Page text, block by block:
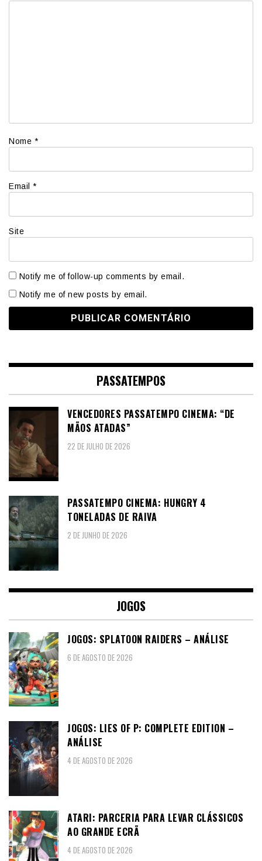
Nome *
Email *
Site
Notify me of follow-up comments by email.
Notify me of new posts by email.
PASSATEMPOS
VENCEDORES PASSATEMPO CINEMA: “DE
MÃOS ATADAS”
22 DE JULHO DE 2026
PASSATEMPO CINEMA: HUNGRY 4
TONELADAS DE RAIVA
2 DE JUNHO DE 2026
JOGOS
JOGOS: SPLATOON RAIDERS – ANÁLISE
6 DE AGOSTO DE 2026
JOGOS: LIES OF P: COMPLETE EDITION –
ANÁLISE
4 DE AGOSTO DE 2026
ATARI: PARCERIA PARA LEVAR CLÁSSICOS
AO GRANDE ECRÃ
4 DE AGOSTO DE 2026